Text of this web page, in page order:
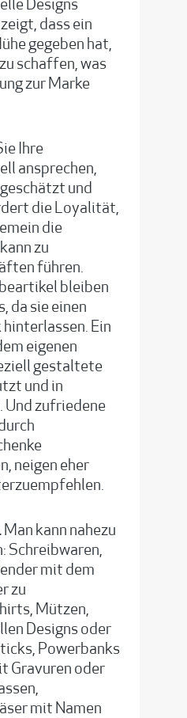
Designs
dass ein
gegeben hat,
schaffen, was
zur Marke
Ihre
ansprechen,
und
die Loyalität,
die
zu
führen.
bleiben
da sie einen
Ein
eigenen
gestaltete
und in
Und zufriedene
neigen eher
Man kann nahezu
Schreibwaren,
mit dem
zu
Mützen,
Designs oder
Powerbanks
Gravuren oder
mit Namen